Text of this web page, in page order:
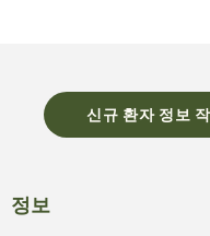
신규 환자 정보
정보